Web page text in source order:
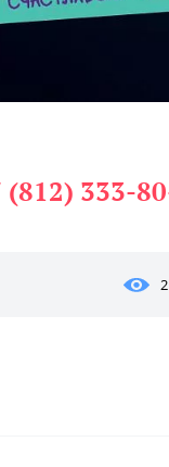
(812) 333-